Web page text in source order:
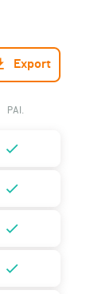
Export
PAI.